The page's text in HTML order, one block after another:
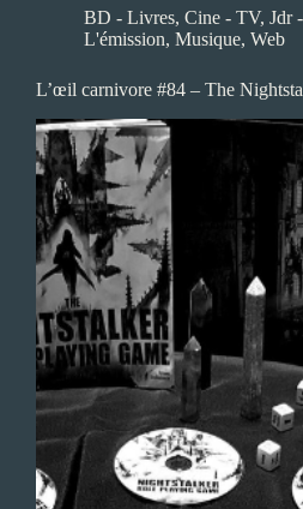
BD - Livres, Cine - TV, Jdr
L'émission, Musique, Web
L’œil carnivore #84 – The